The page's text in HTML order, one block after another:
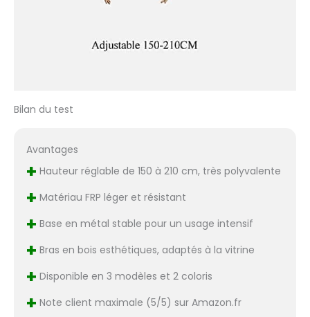
Bilan du test
Avantages
+ Hauteur réglable de 150 à 210 cm, très polyvalente
+ Matériau FRP léger et résistant
+ Base en métal stable pour un usage intensif
+ Bras en bois esthétiques, adaptés à la vitrine
+ Disponible en 3 modèles et 2 coloris
+ Note client maximale (5/5) sur Amazon.fr